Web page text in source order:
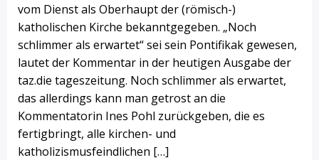
vom Dienst als Oberhaupt der (römisch-)
katholischen Kirche bekanntgegeben. „Noch
schlimmer als erwartet“ sei sein Pontifikak gewesen,
lautet der Kommentar in der heutigen Ausgabe der
taz.die tageszeitung. Noch schlimmer als erwartet,
das allerdings kann man getrost an die
Kommentatorin Ines Pohl zurückgeben, die es
fertigbringt, alle kirchen- und
katholizismusfeindlichen […]